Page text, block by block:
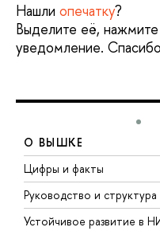
Нашли опечатку?
Выделите её,
уведомление.
О ВЫШКЕ
Цифры и факты
Руководство и структура
Устойчивое развитие в